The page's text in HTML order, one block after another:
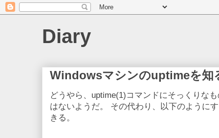
Diary
Windowsマシンのuptimeを知
どうやら、uptime(1)コマンドにそっくりな
はないようだ。 その代わり、以下のように
きる。